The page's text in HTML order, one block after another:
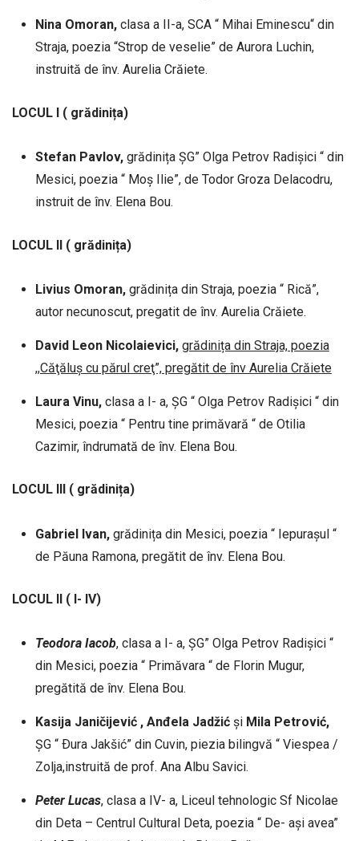
Nina Omoran, clasa a II-a, SCA “ Mihai Eminescu“ din
Straja, poezia “Strop de veselie” de Aurora Luchin,
instruită de înv. Aurelia Crăiete.
LOCUL I ( grădinița)
Stefan Pavlov, grădinița ȘG” Olga Petrov Radișici “ din
Mesici, poezia “ Moș Ilie”, de Todor Groza Delacodru,
instruit de înv. Elena Bou.
LOCUL II ( grădinița)
Livius Omoran, grădinița din Straja, poezia “ Rică”,
autor necunoscut, pregatit de înv. Aurelia Crăiete.
David Leon Nicolaievici, grădinița din Straja, poezia
,,Căţăluş cu părul creţ”, pregătit de înv Aurelia Crăiete
Laura Vinu, clasa a I- a, ȘG “ Olga Petrov Radișici “ din
Mesici, poezia “ Pentru tine primăvară “ de Otilia
Cazimir, îndrumată de înv. Elena Bou.
LOCUL III ( grădinița)
Gabriel Ivan, grădinița din Mesici, poezia “ Iepurașul “
de Păuna Ramona, pregătit de înv. Elena Bou.
LOCUL II ( I- IV)
Teodora Iacob, clasa a I- a, ȘG” Olga Petrov Radișici “
din Mesici, poezia “ Primăvara “ de Florin Mugur,
pregătită de înv. Elena Bou.
Kasija Janičijević , Anđela Jadžić și Mila Petrović,
ȘG “ Ðura Jakšić” din Cuvin, piezia bilingvă “ Viespea /
Zolja,instruită de prof. Ana Albu Savici.
Peter Lucas, clasa a IV- a, Liceul tehnologic Sf Nicolae
din Deta – Centrul Cultural Deta, poezia “ De- ași avea”